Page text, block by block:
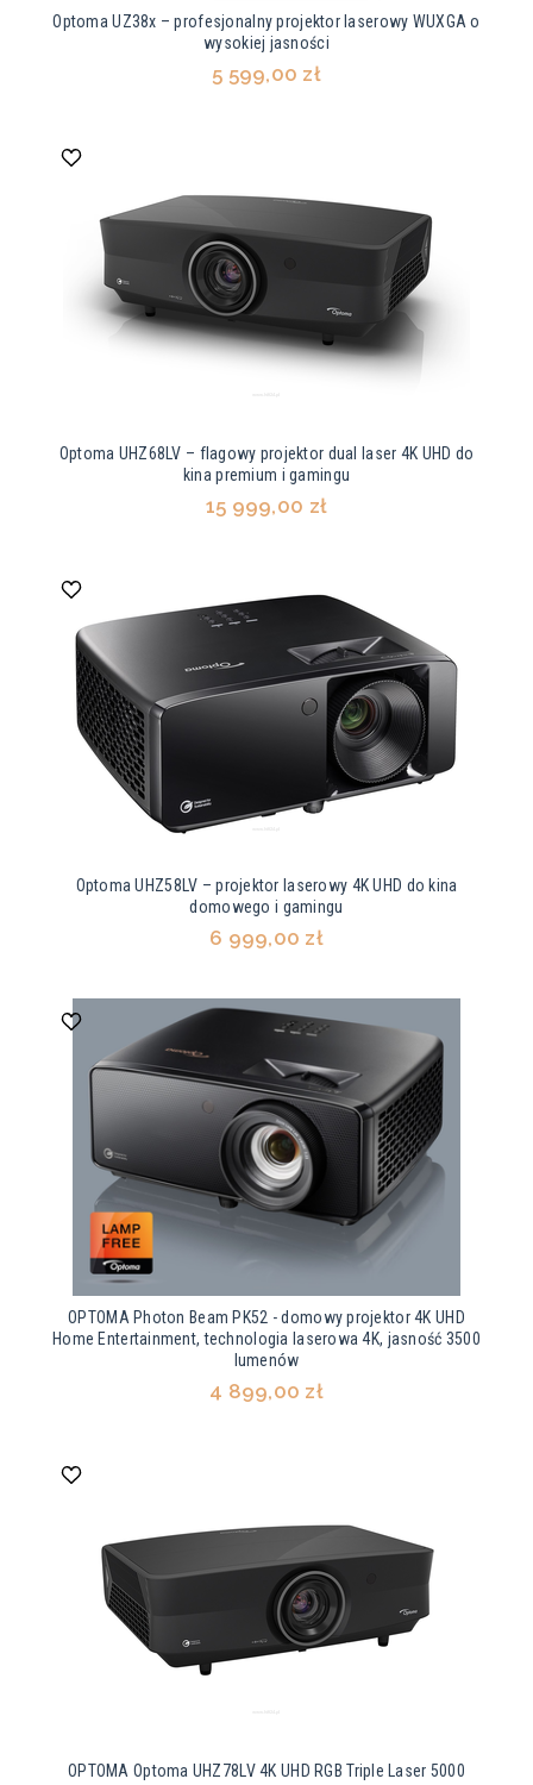
Optoma UZ38x – profesjonalny projektor laserowy WUXGA o
wysokiej jasności
5 599,00 zł
Optoma UHZ68LV – flagowy projektor dual laser 4K UHD do
kina premium i gamingu
15 999,00 zł
Optoma UHZ58LV – projektor laserowy 4K UHD do kina
domowego i gamingu
6 999,00 zł
OPTOMA Photon Beam PK52 - domowy projektor 4K UHD
Home Entertainment, technologia laserowa 4K, jasność 3500
lumenów
4 899,00 zł
OPTOMA Optoma UHZ78LV 4K UHD RGB Triple Laser 5000